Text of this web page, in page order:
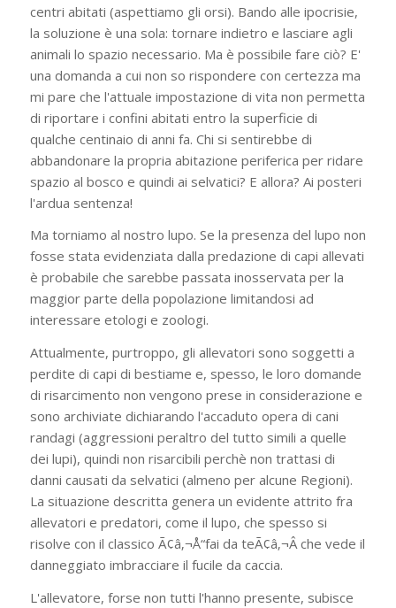
centri abitati (aspettiamo gli orsi). Bando alle ipocrisie,
la soluzione è una sola: tornare indietro e lasciare agli
animali lo spazio necessario. Ma è possibile fare ciò? E'
una domanda a cui non so rispondere con certezza ma
mi pare che l'attuale impostazione di vita non permetta
di riportare i confini abitati entro la superficie di
qualche centinaio di anni fa. Chi si sentirebbe di
abbandonare la propria abitazione periferica per ridare
spazio al bosco e quindi ai selvatici? E allora? Ai posteri
l'ardua sentenza!
Ma torniamo al nostro lupo. Se la presenza del lupo non
fosse stata evidenziata dalla predazione di capi allevati
è probabile che sarebbe passata inosservata per la
maggior parte della popolazione limitandosi ad
interessare etologi e zoologi.
Attualmente, purtroppo, gli allevatori sono soggetti a
perdite di capi di bestiame e, spesso, le loro domande
di risarcimento non vengono prese in considerazione e
sono archiviate dichiarando l'accaduto opera di cani
randagi (aggressioni peraltro del tutto simili a quelle
dei lupi), quindi non risarcibili perchè non trattasi di
danni causati da selvatici (almeno per alcune Regioni).
La situazione descritta genera un evidente attrito fra
allevatori e predatori, come il lupo, che spesso si
risolve con il classico Ã¢â‚¬Å“fai da teÃ¢â‚¬Â che vede il
danneggiato imbracciare il fucile da caccia.
L'allevatore, forse non tutti l'hanno presente, subisce